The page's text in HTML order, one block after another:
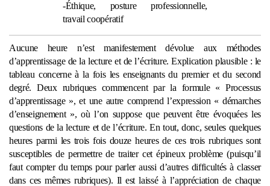
-Éthique, posture professionnelle,
travail coopératif
Aucune heure n’est manifestement dévolue aux méthodes
d’apprentissage de la lecture et de l’écriture. Explication plausible : le
tableau concerne à la fois les enseignants du premier et du second
degré. Deux rubriques commencent par la formule « Processus
d’apprentissage », et une autre comprend l’expression « démarches
d’enseignement », où l’on suppose que peuvent être évoquées les
questions de la lecture et de l’écriture. En tout, donc, seules quelques
heures parmi les trois fois douze heures de ces trois rubriques sont
susceptibles de permettre de traiter cet épineux problème (puisqu’il
faut compter du temps pour parler aussi d’autres difficultés à classer
dans ces mêmes rubriques). Il est laissé à l’appréciation de chaque